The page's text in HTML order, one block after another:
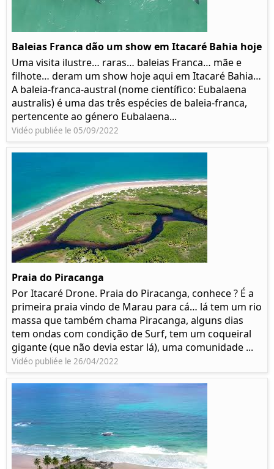
Baleias Franca dão um show em Itacaré Bahia hoje
Uma visita ilustre… raras… baleias Franca… mãe e
filhote… deram um show hoje aqui em Itacaré Bahia…
A baleia-franca-austral (nome científico: Eubalaena
australis) é uma das três espécies de baleia-franca,
pertencente ao género Eubalaena...
Vidéo publiée le 05/09/2022
Praia do Piracanga
Por Itacaré Drone. Praia do Piracanga, conhece ? É a
primeira praia vindo de Marau para cá… lá tem um rio
massa que também chama Piracanga, alguns dias
tem ondas com condição de Surf, tem um coqueiral
gigante (que não devia estar lá), uma comunidade ...
Vidéo publiée le 26/04/2022